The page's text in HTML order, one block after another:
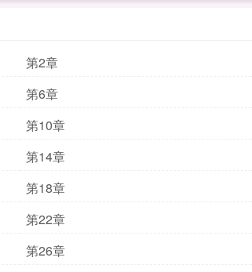
第2章
第6章
第10章
第14章
第18章
第22章
第26章